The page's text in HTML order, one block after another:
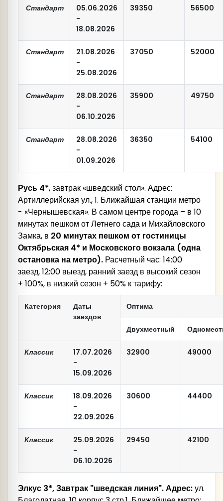
Стандарт
05.06.2026
-
18.08.2026
39350 56500
Стандарт
21.08.2026
-
25.08.2026
37050 52000
Стандарт
28.08.2026
-
06.10.2026
35900 49750
Стандарт
28.08.2026
-
01.09.2026
36350 54100
Русь 4*, завтрак «шведский стол». Адрес:
Артиллерийская ул., 1. Ближайшая станции метро
- «Чернышевская». В самом центре города – в 10
минутах пешком от Летнего сада и Михайловского
Замка, в 20 минутах пешком от гостиницы
Октябрьская 4* и Московского вокзала (одна
остановка на метро). Расчетный час: 14:00
заезд, 12:00 выезд, ранний заезд в высокий сезон
+ 100%, в низкий сезон + 50% к тарифу:
Категория
Даты
заездов
Оптима
Двухместный
Классик
17.07.2026
-
15.09.2026
32900 49000
Классик
18.09.2026
-
22.09.2026
30600 44400
Классик
25.09.2026
-
06.10.2026
29450 42100
Элкус 3*, Завтрак "шведская линия". Адрес:ул.